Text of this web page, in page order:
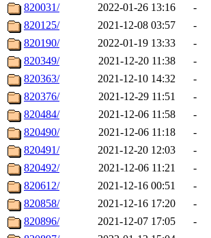
820031/
2022-01-26 13:16
-
820125/
2021-12-08 03:57
-
820190/
2022-01-19 13:33
-
820349/
2021-12-20 11:38
-
820363/
2021-12-10 14:32
-
820376/
2021-12-29 11:51
-
820484/
2021-12-06 11:58
-
820490/
2021-12-06 11:18
-
820491/
2021-12-20 12:03
-
820492/
2021-12-06 11:21
-
820612/
2021-12-16 00:51
-
820858/
2021-12-16 17:20
-
820896/
2021-12-07 17:05
-